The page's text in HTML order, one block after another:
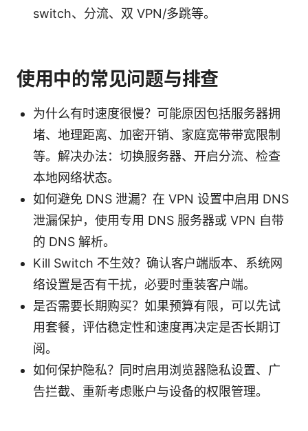
switch、分流、双 VPN/多跳等。
使用中的常见问题与排查
为什么有时速度很慢？可能原因包括服务器拥
堵、地理距离、加密开销、家庭宽带带宽限制
等。解决办法：切换服务器、开启分流、检查
本地网络状态。
如何避免 DNS 泄漏？在 VPN 设置中启用 DNS
泄漏保护，使用专用 DNS 服务器或 VPN 自带
的 DNS 解析。
Kill Switch 不生效？确认客户端版本、系统网
络设置是否有干扰，必要时重装客户端。
是否需要长期购买？如果预算有限，可以先试
用套餐，评估稳定性和速度再决定是否长期订
阅。
如何保护隐私？同时启用浏览器隐私设置、广
告拦截、重新考虑账户与设备的权限管理。